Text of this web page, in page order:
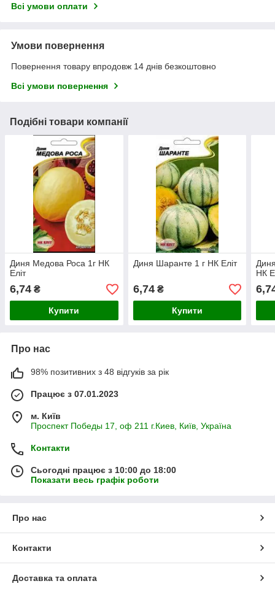
Всі умови оплати
Умови повернення
Повернення товару впродовж 14 днів безкоштовно
Всі умови повернення
Подібні товари компанії
Диня Медова Роса 1г НК
Еліт
6,74 ₴
Купити
Диня Шаранте 1 г НК Еліт
6,74₴
Купити
НК
Про нас
98% позитивних з 48 відгуків за рік
Працює з 07.01.2023
м. Київ
Проспект Победы 17, оф 211 г.Киев, Київ, Україна
Контакти
Сьогодні працює з 10:00 до 18:00
Показати весь графік роботи
Про нас
Контакти
Доставка та оплата